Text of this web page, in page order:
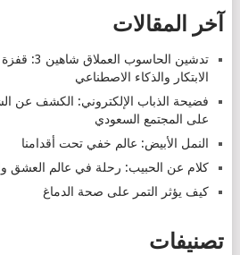
آخر المقالات
تدشين
الابتكار والذكاء الاصطناعي
فضيحة الذباب الإلكتروني: الكشف عن
على المجتمع السعودي
النمل الأبيض: عالم خفي تحت أقدامنا
كلام عن الحبيب: رحلة في عالم العشق
كيف يؤثر التمر على صحة الدماغ
تصنيفات